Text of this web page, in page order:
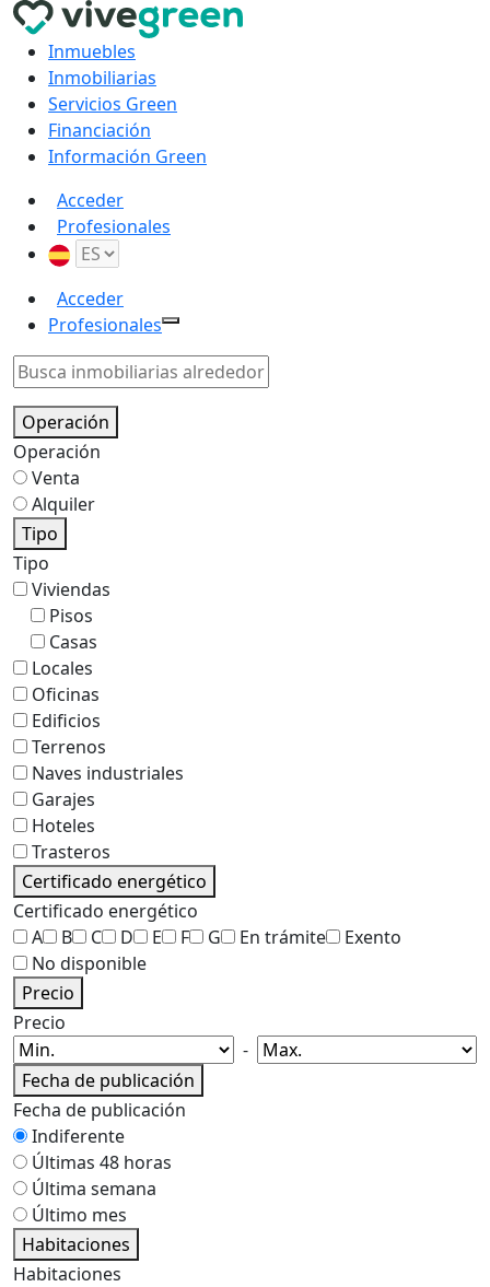
Inmuebles
Inmobiliarias
Servicios Green
Financiación
Información Green
Acceder
Profesionales
Acceder
Profesionales
Operación
Operación
Venta
Alquiler
Tipo
Tipo
Viviendas
Pisos
Casas
Locales
Oficinas
Edificios
Terrenos
Naves industriales
Garajes
Hoteles
Trasteros
Certificado energético
Certificado energético
A
B C D E F G En trámite
Exento
No disponible
Precio
Precio
-
Fecha de publicación
Fecha de publicación
Indiferente
Últimas 48 horas
Última semana
Último mes
Habitaciones
Habitaciones